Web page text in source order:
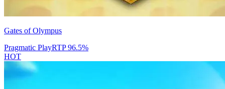
Gates of Olympus
Pragmatic PlayRTP96.5%
HOT